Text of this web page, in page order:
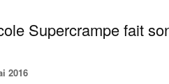
Supercrampe fait
2016